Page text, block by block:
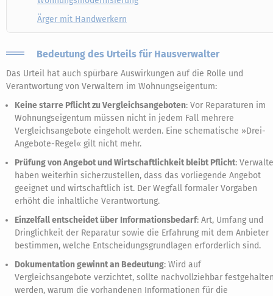
Ärger mit Handwerkern
Bedeutung des Urteils für Hausverwalter
Das Urteil hat auch spürbare Auswirkungen auf die Rolle und
Verantwortung von Verwaltern im Wohnungseigentum:
Keine starre Pflicht zu Vergleichsangeboten: Vor Reparaturen im
Wohnungseigentum müssen nicht in jedem Fall mehrere
Vergleichsangebote eingeholt werden. Eine schematische »Drei-
Angebote-Regel« gilt nicht mehr.
Prüfung von Angebot und Wirtschaftlichkeit bleibt Pflicht:
haben weiterhin sicherzustellen, dass das vorliegende Angebot
geeignet und wirtschaftlich ist. Der Wegfall formaler Vorgaben
erhöht die inhaltliche Verantwortung.
Einzelfall entscheidet über Informationsbedarf: Art, Umfang und
Dringlichkeit der Reparatur sowie die Erfahrung mit dem Anbieter
bestimmen, welche Entscheidungsgrundlagen erforderlich sind.
Dokumentation gewinnt an Bedeutung: Wird auf
Vergleichsangebote verzichtet, sollte nachvollziehbar
werden, warum die vorhandenen Informationen für die